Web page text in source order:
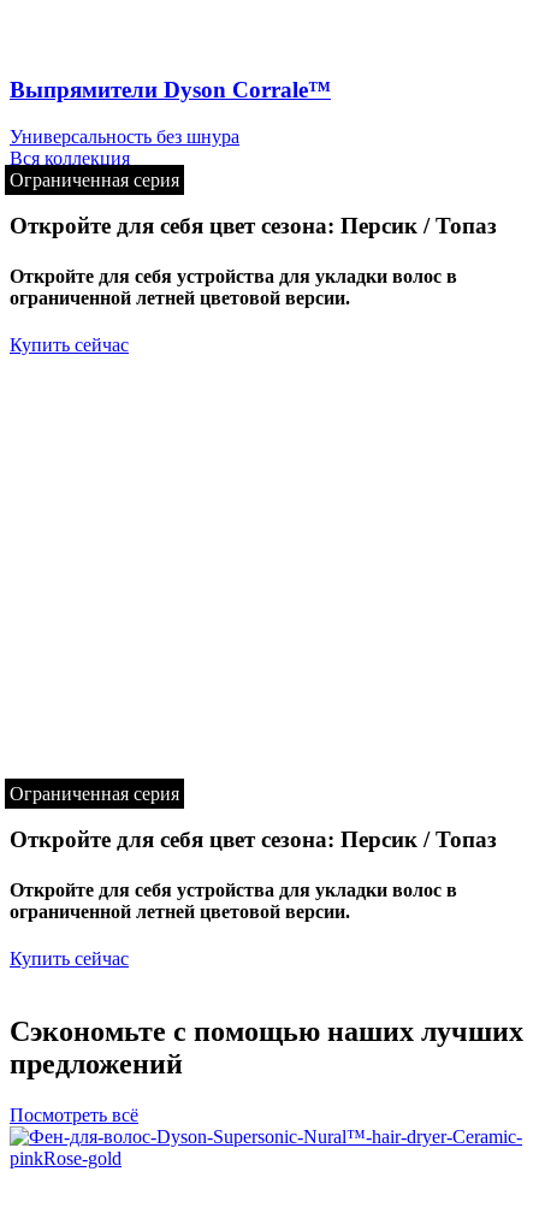
Выпрямители Dyson Corrale™
Универсальность без шнура
Вся коллекция
Ограниченная серия
Откройте для себя цвет сезона: Персик / Топаз
Откройте для себя устройства для укладки волос в
ограниченной летней цветовой версии.
Купить сейчас
Ограниченная серия
Откройте для себя цвет сезона: Персик / Топаз
Откройте для себя устройства для укладки волос в
ограниченной летней цветовой версии.
Купить сейчас
Сэкономьте с помощью наших лучших
предложений
Посмотреть всё